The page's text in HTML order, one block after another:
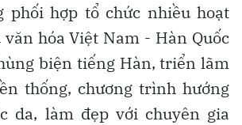
phối hợp tổ chức nhiều hoạt
hóa Việt Nam - Hàn Quốc
biện tiếng Hàn, triển lãm
thống, chương trình hướng
da, làm đẹp với chuyên gia